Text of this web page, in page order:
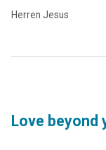
Herren Jesus
Love beyond